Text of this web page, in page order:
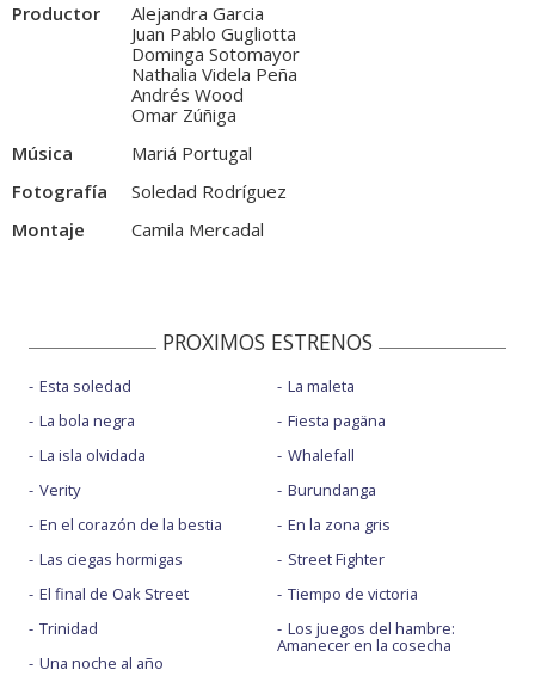
Productor
Alejandra Garcia
Juan Pablo Gugliotta
Dominga Sotomayor
Nathalia Videla Peña
Andrés Wood
Omar Zúñiga
Música
Mariá Portugal
Fotografía
Soledad Rodríguez
Montaje
Camila Mercadal
PROXIMOS ESTRENOS
Esta soledad
La bola negra
La isla olvidada
Verity
En el corazón de la bestia
Las ciegas hormigas
El final de Oak Street
Trinidad
Una noche al año
La maleta
Fiesta pagäna
Whalefall
Burundanga
En la zona gris
Street Fighter
Tiempo de victoria
Los juegos del hambre:
Amanecer en la cosecha